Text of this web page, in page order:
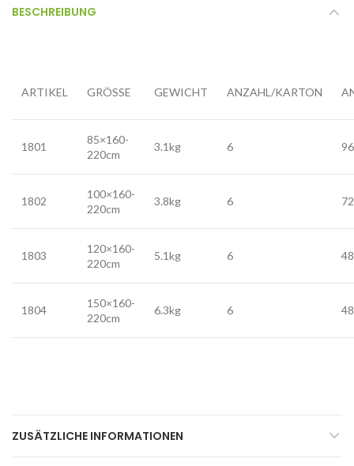
BESCHREIBUNG
ARTIKEL GRÖSSE GEWICHT ANZAHL/KARTON
1801
85×160-
220cm
3.1kg 6
1802
100×160-
220cm
3.8kg 6
1803
120×160-
220cm
5.1kg 6
1804
150×160-
220cm
6.3kg 6
ZUSÄTZLICHE INFORMATIONEN